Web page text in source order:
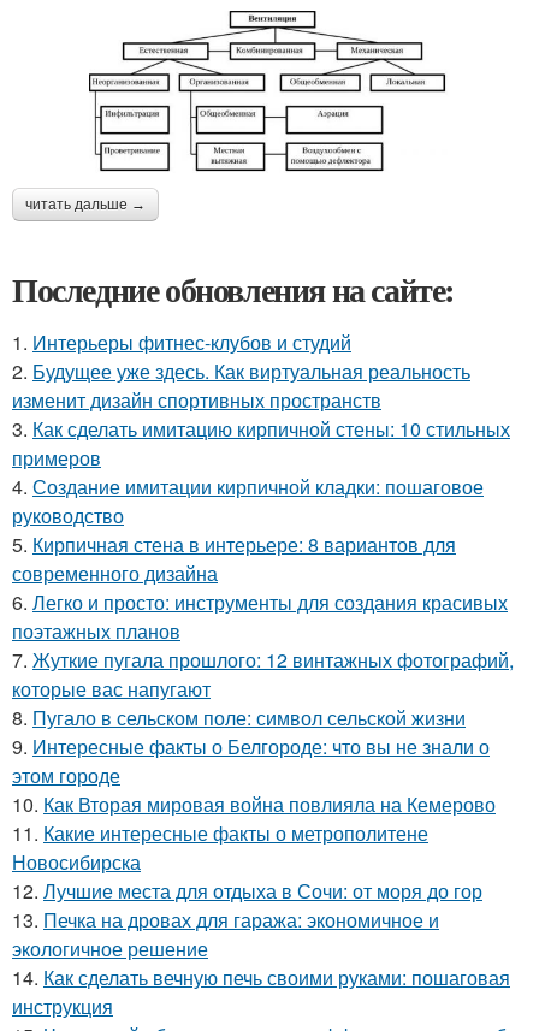
читать дальше →
Последние обновления на сайте:
1. Интерьеры фитнес-клубов и студий
2. Будущее уже здесь. Как виртуальная реальность
изменит дизайн спортивных пространств
3. Как сделать имитацию кирпичной стены: 10 стильных
примеров
4. Создание имитации кирпичной кладки: пошаговое
руководство
5. Кирпичная стена в интерьере: 8 вариантов для
современного дизайна
6. Легко и просто: инструменты для создания красивых
поэтажных планов
7. Жуткие пугала прошлого: 12 винтажных фотографий,
которые вас напугают
8. Пугало в сельском поле: символ сельской жизни
9. Интересные факты о Белгороде: что вы не знали о
этом городе
10. Как Вторая мировая война повлияла на Кемерово
11. Какие интересные факты о метрополитене
Новосибирска
12. Лучшие места для отдыха в Сочи: от моря до гор
13. Печка на дровах для гаража: экономичное и
экологичное решение
14. Как сделать вечную печь своими руками: пошаговая
инструкция